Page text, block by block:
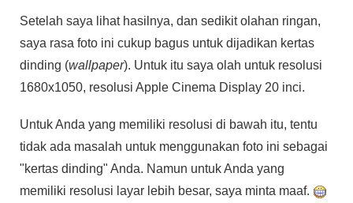
Setelah saya lihat hasilnya, dan sedikit olahan ringan,
saya rasa foto ini cukup bagus untuk dijadikan kertas
dinding (wallpaper). Untuk itu saya olah untuk resolusi
1680x1050, resolusi Apple Cinema Display 20 inci.
Untuk Anda yang memiliki resolusi di bawah itu, tentu
tidak ada masalah untuk menggunakan foto ini sebagai
"kertas dinding" Anda. Namun untuk Anda yang
memiliki resolusi layar lebih besar, saya minta maaf.